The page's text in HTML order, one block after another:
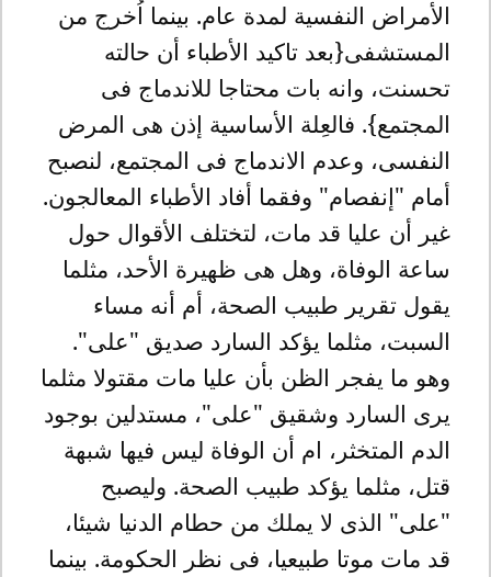
الأمراض النفسية لمدة عام. بينما اُخرج من
المستشفى{بعد تاكيد الأطباء أن حالته
تحسنت، وانه بات محتاجا للاندماج فى
المجتمع}. فالعِلة الأساسية إذن هى المرض
النفسى، وعدم الاندماج فى المجتمع، لنصبح
أمام "إنفصام" وفقما أفاد الأطباء المعالجون.
غير أن عليا قد مات، لتختلف الأقوال حول
ساعة الوفاة، وهل هى ظهيرة الأحد، مثلما
يقول تقرير طبيب الصحة، أم أنه مساء
السبت، مثلما يؤكد السارد صديق "على".
وهو ما يفجر الظن بأن عليا مات مقتولا مثلما
يرى السارد وشقيق "على"، مستدلين بوجود
الدم المتخثر، ام أن الوفاة ليس فيها شبهة
قتل، مثلما يؤكد طبيب الصحة. وليصبح
"على" الذى لا يملك من حطام الدنيا شيئا،
قد مات موتا طبيعيا، فى نظر الحكومة. بينما